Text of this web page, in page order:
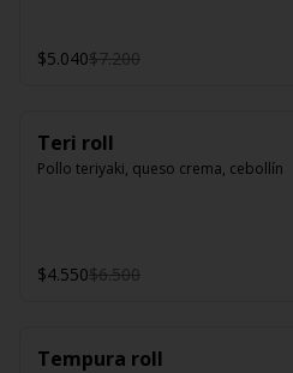
$5.040$7.200
Teri roll
Pollo teriyaki, queso crema, cebollín
$4.550$6.500
Tempura roll